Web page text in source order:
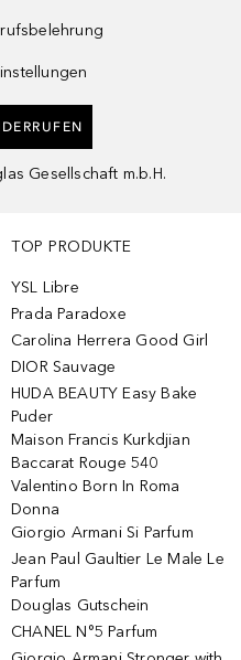
Gesellschaft m.b.H.
TOP PRODUKTE
YSL Libre
Prada Paradoxe
Carolina Herrera Good Girl
DIOR Sauvage
HUDA BEAUTY Easy Bake
Puder
Maison Francis Kurkdjian
Baccarat Rouge 540
Valentino Born In Roma
Donna
Giorgio Armani Si Parfum
Jean Paul Gaultier Le Male Le
Parfum
Douglas Gutschein
CHANEL N°5 Parfum